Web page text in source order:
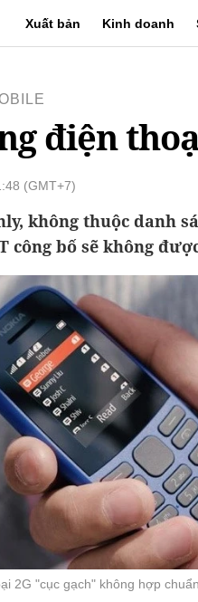
Xuất bản Kinh doanh
điện
(GMT+7)
không thuộc danh
công bố sẽ không
2G "cục gạch" không hợp